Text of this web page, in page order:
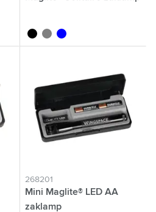
noir gris bleu
268201
Mini Maglite® LED AA
zaklamp